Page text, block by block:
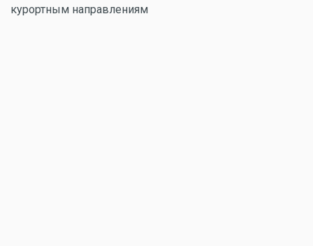
курортным направлениям